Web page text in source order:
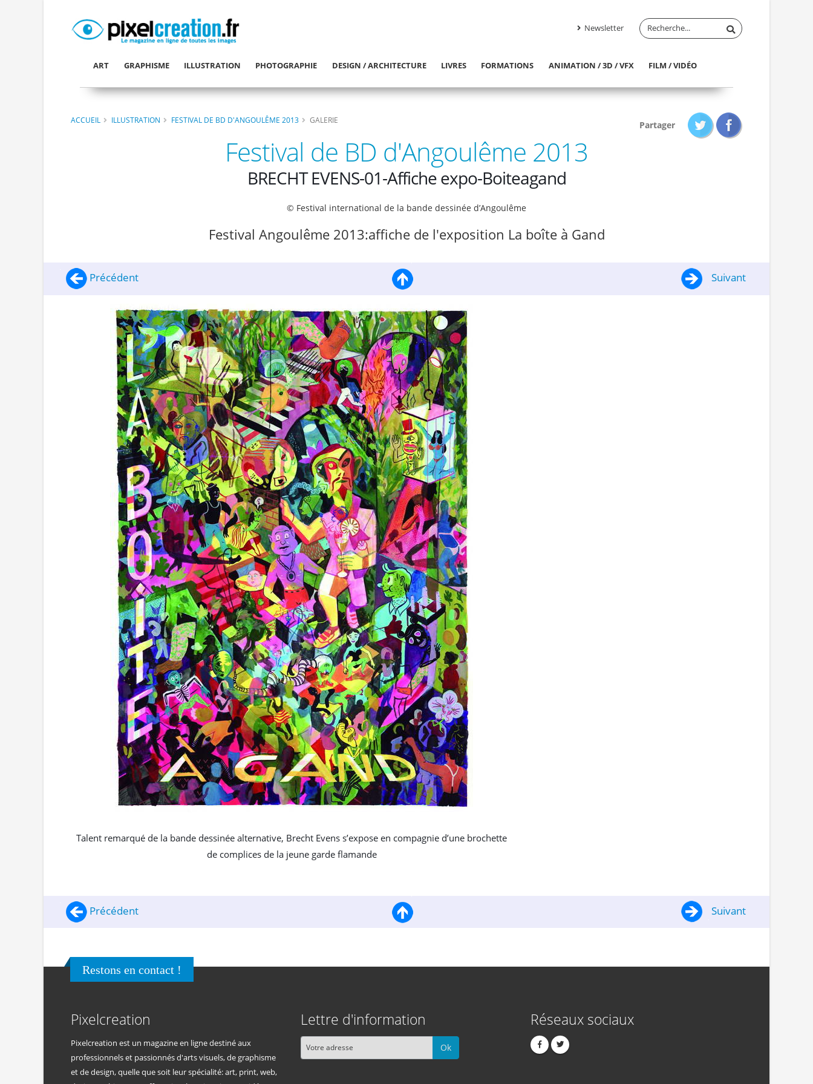
Newsletter
ART GRAPHISME ILLUSTRATION PHOTOGRAPHIE DESIGN / ARCHITECTURE LIVRES FORMATIONS ANIMATION / 3D / VFX FILM / VIDÉO
ACCUEIL ILLUSTRATION FESTIVAL DE BD D'ANGOULÊME 2013 GALERIE Partager
Festival de BD d'Angoulême 2013
BRECHT EVENS-01-Affiche expo-Boiteagand
© Festival international de la bande dessinée d’Angoulême
Festival Angoulême 2013:affiche de l'exposition La boîte à Gand
Précédent Suivant
Talent remarqué de la bande dessinée alternative, Brecht Evens s’expose en compagnie d’une brochette
de complices de la jeune garde flamande
Précédent Suivant
Restons en contact !
Pixelcreation
Pixelcreation est un magazine en ligne destiné aux
professionnels et passionnés d'arts visuels, de graphisme
et de design, quelle que soit leur spécialité: art, print, web,
Lettre d'information
Ok
Réseaux sociaux